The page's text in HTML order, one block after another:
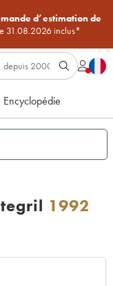
d’estimation de
31.08.2026 inclus*
Encyclopédie
1992